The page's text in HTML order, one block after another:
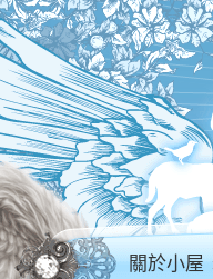
關於小屋